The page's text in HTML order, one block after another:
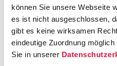
können Sie unsere Webseite
es ist nicht ausgeschlossen,
gibt es keine wirksamen
eindeutige Zuordnung
Sie in unserer